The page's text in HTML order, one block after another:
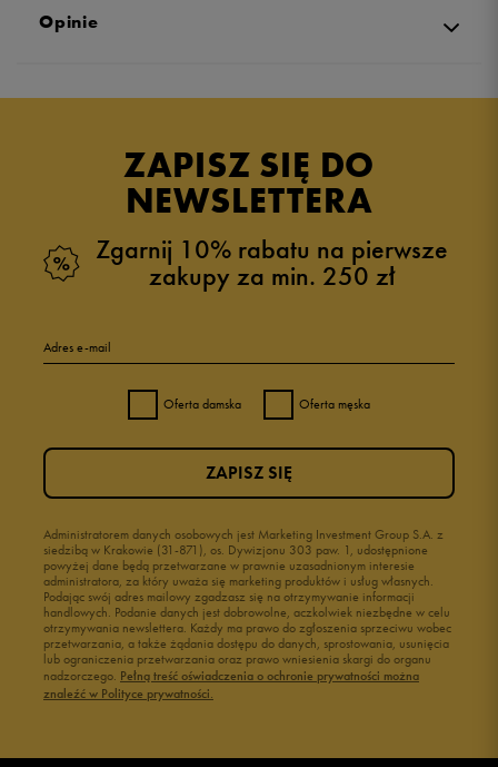
Opinie
ZAPISZ SIĘ DO
NEWSLETTERA
Zgarnij 10% rabatu na pierwsze
zakupy za min. 250 zł
Adres e-mail
Oferta damska Oferta męska
Administratorem danych osobowych jest Marketing Investment Group S.A. z
siedzibą w Krakowie (31-871), os. Dywizjonu 303 paw. 1, udostępnione
powyżej dane będą przetwarzane w prawnie uzasadnionym interesie
administratora, za który uważa się marketing produktów i usług własnych.
Podając swój adres mailowy zgadzasz się na otrzymywanie informacji
handlowych. Podanie danych jest dobrowolne, aczkolwiek niezbędne w celu
otrzymywania newslettera. Każdy ma prawo do zgłoszenia sprzeciwu wobec
przetwarzania, a także żądania dostępu do danych, sprostowania, usunięcia
lub ograniczenia przetwarzania oraz prawo wniesienia skargi do organu
nadzorczego. Pełną treść oświadczenia o ochronie prywatności można
znaleźć w Polityce prywatności.
ZAPISZ SIĘ